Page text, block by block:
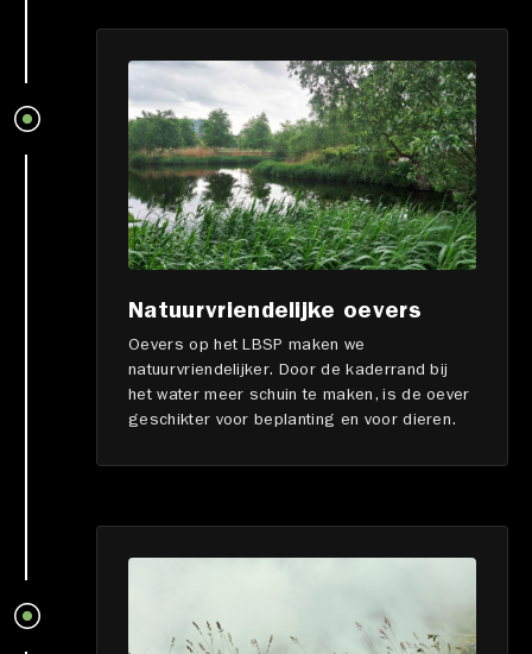
Natuurvriendelijke oevers
Oevers op het LBSP maken we
natuurvriendelijker. Door de kaderrand bij
het water meer schuin te maken, is de oever
geschikter voor beplanting en voor dieren.